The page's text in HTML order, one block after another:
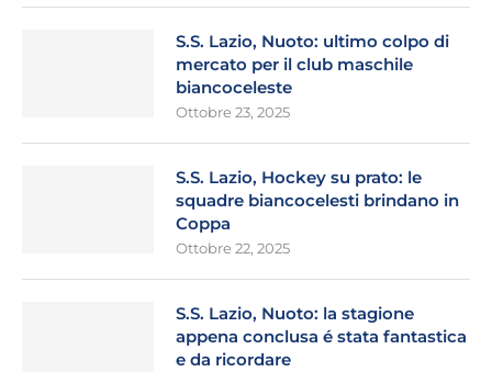
S.S. Lazio, Nuoto: ultimo colpo di
mercato per il club maschile
biancoceleste
Ottobre 23, 2025
S.S. Lazio, Hockey su prato: le
squadre biancocelesti brindano in
Coppa
Ottobre 22, 2025
S.S. Lazio, Nuoto: la stagione
appena conclusa é stata fantastica
e da ricordare